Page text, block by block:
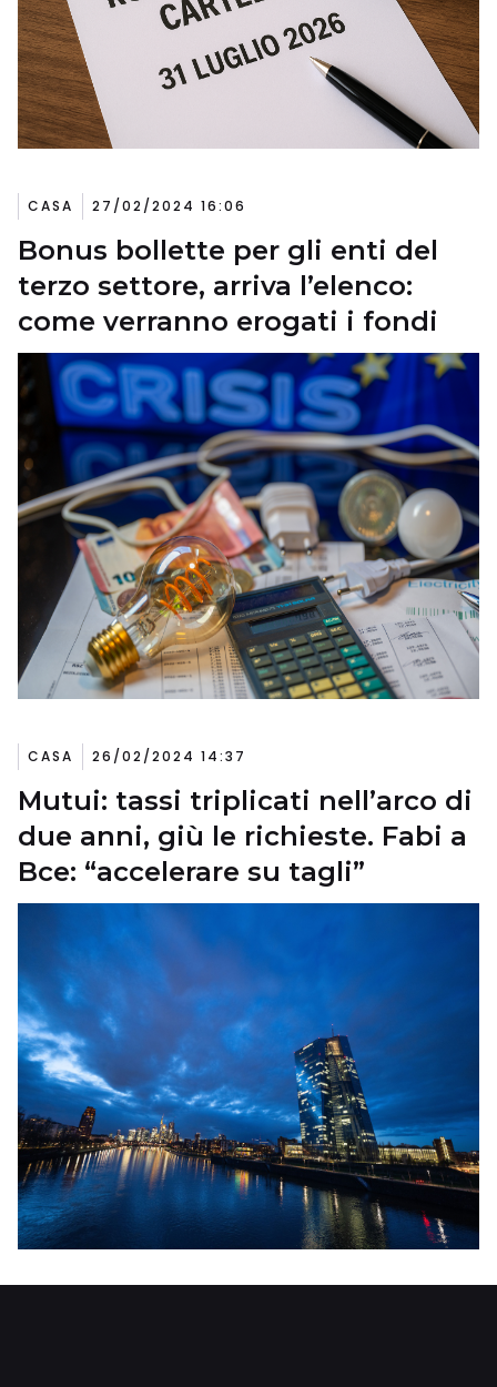
CASA 27/02/2024 16:06
Bonus bollette per gli enti del
terzo settore, arriva l’elenco:
come verranno erogati i fondi
CASA 26/02/2024 14:37
Mutui: tassi triplicati nell’arco di
due anni, giù le richieste. Fabi a
Bce: “accelerare su tagli”